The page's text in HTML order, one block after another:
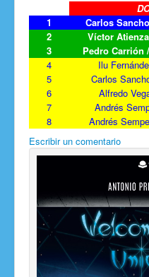
1
Carlos
2
Víctor
3
Pedro Carrión
4
Ilu
5
Carlos
6
Alfredo
7
Andrés
8
Andrés
Escribir un comentario